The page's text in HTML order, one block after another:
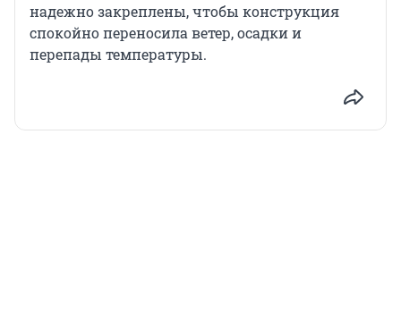
надежно закреплены, чтобы конструкция
спокойно переносила ветер, осадки и
перепады температуры.